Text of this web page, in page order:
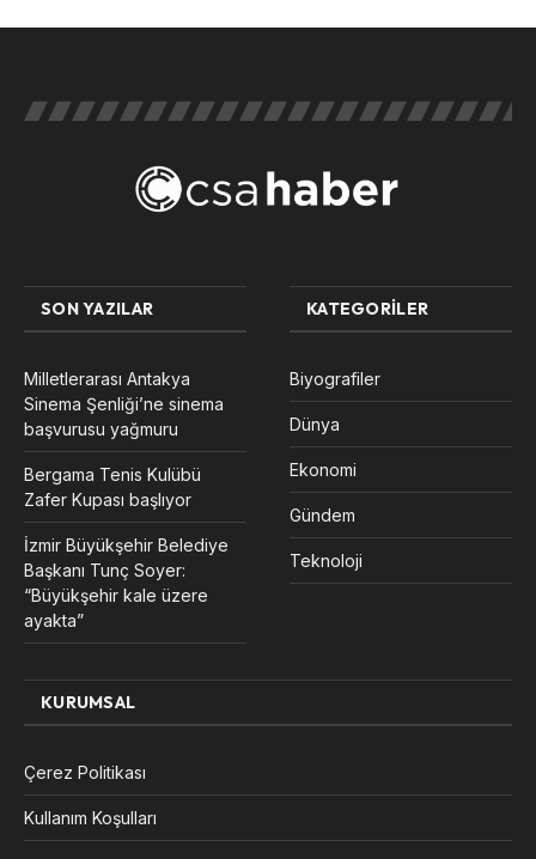
SON YAZILAR
Milletlerarası Antakya
Sinema Şenliği’ne sinema
başvurusu yağmuru
Bergama Tenis Kulübü
Zafer Kupası başlıyor
İzmir Büyükşehir Belediye
Başkanı Tunç Soyer:
“Büyükşehir kale üzere
ayakta”
KATEGORILER
Biyografiler
Dünya
Ekonomi
Gündem
Teknoloji
KURUMSAL
Çerez Politikası
Kullanım Koşulları